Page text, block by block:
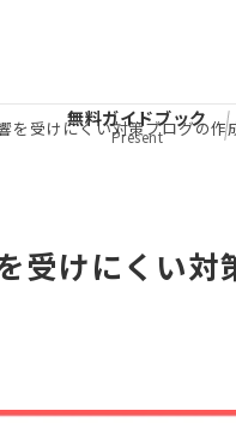
無料ガイドブック
Present
を受けにくい対策ブログの作
受けにくい対